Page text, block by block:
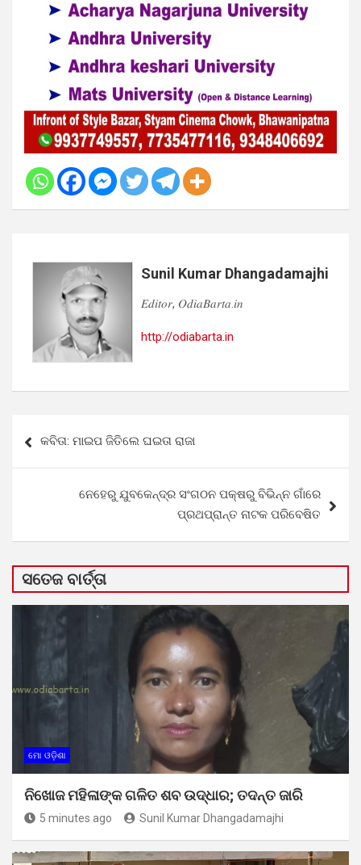
Sunil Kumar Dhangadamajhi
𝐸𝑑𝑖𝑡𝑜𝑟, 𝑂𝑑𝑖𝑎𝐵𝑎𝑟𝑡𝑎.𝑖𝑛
http://odiabarta.in
navigation
କବିତା: ମାଇପ ଜିତିଲେ ଘଇତା ରାଜା
ନେହେରୁ ଯୁବକେନ୍ଦ୍ର ସଂଗଠନ ପକ୍ଷରୁ ବିଭିନ୍ନ ଗାଁରେ
ପ୍ରଥପ୍ରାନ୍ତ ନାଟକ ପରିବେଷିତ
ସତେଜ ବାର୍ତ୍ତା
ମୋ ଓଡ଼ିଶା
ନିଖୋଜ ମହିଳାଙ୍କ ଗଳିତ ଶବ ଉଦ୍ଧାର; ତଦନ୍ତ ଜାରି
5 minutes ago Sunil Kumar Dhangadamajhi